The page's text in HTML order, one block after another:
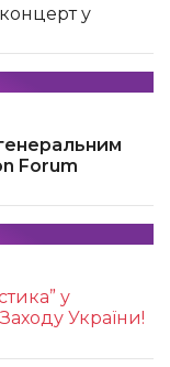
у
Forum
у
України!